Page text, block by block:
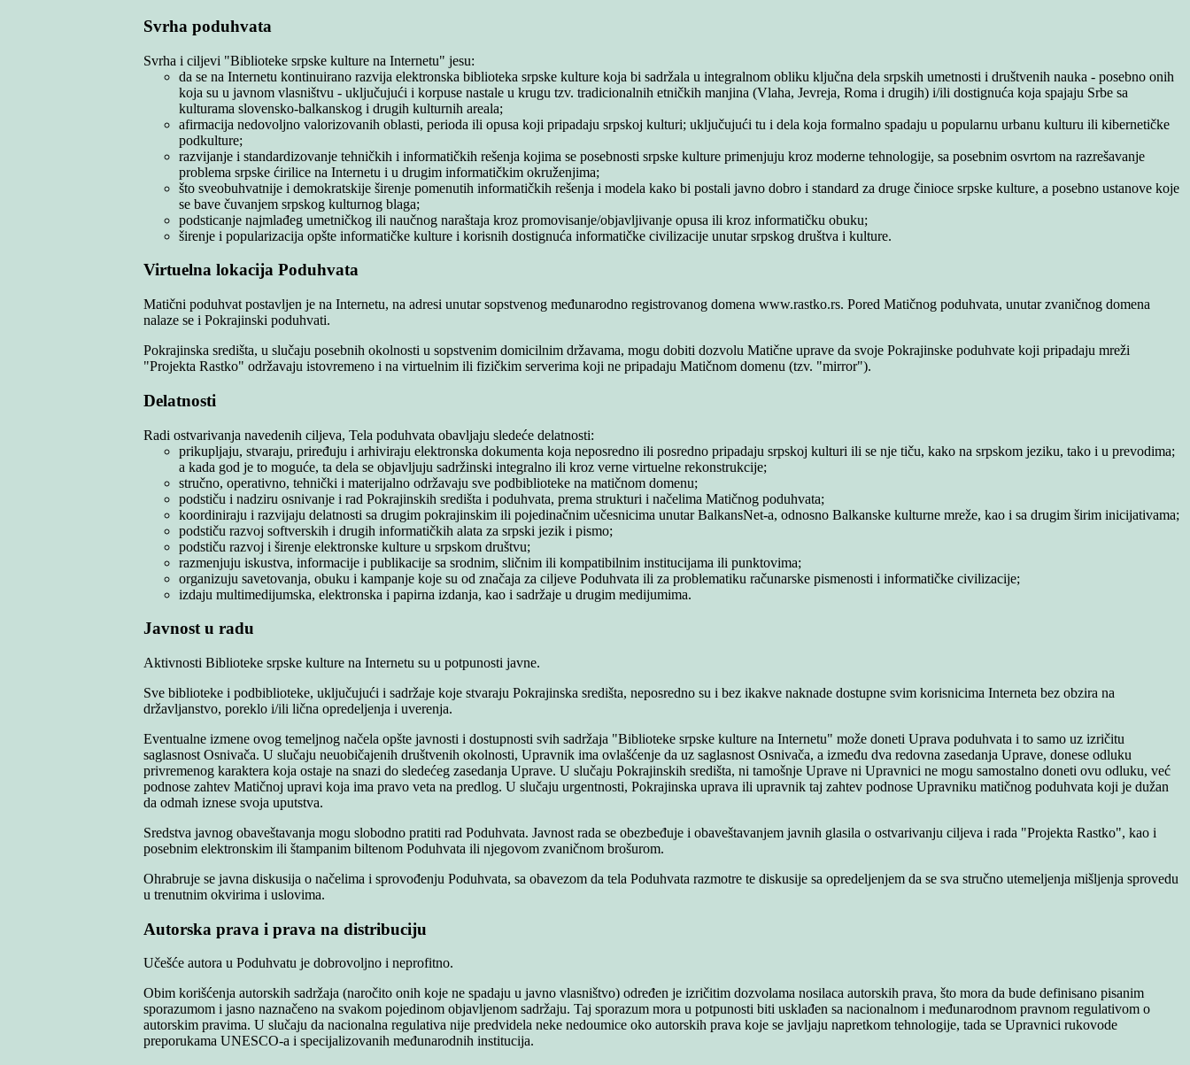
Svrha poduhvata
Svrha i ciljevi "Biblioteke srpske kulture na Internetu" jesu:
da se na Internetu kontinuirano razvija elektronska biblioteka srpske kulture koja bi sadržala u integralnom obliku ključna dela srpskih umetnosti i društvenih nauka - posebno onih
koja su u javnom vlasništvu - uključujući i korpuse nastale u krugu tzv. tradicionalnih etničkih manjina (Vlaha, Jevreja, Roma i drugih) i/ili dostignuća koja spajaju Srbe sa
kulturama slovensko-balkanskog i drugih kulturnih areala;
afirmacija nedovoljno valorizovanih oblasti, perioda ili opusa koji pripadaju srpskoj kulturi; uključujući tu i dela koja formalno spadaju u popularnu urbanu kulturu ili kibernetičke
podkulture;
razvijanje i standardizovanje tehničkih i informatičkih rešenja kojima se posebnosti srpske kulture primenjuju kroz moderne tehnologije, sa posebnim osvrtom na razrešavanje
problema srpske ćirilice na Internetu i u drugim informatičkim okruženjima;
što sveobuhvatnije i demokratskije širenje pomenutih informatičkih rešenja i modela kako bi postali javno dobro i standard za druge činioce srpske kulture, a posebno ustanove koje
se bave čuvanjem srpskog kulturnog blaga;
podsticanje najmlađeg umetničkog ili naučnog naraštaja kroz promovisanje/objavljivanje opusa ili kroz informatičku obuku;
širenje i popularizacija opšte informatičke kulture i korisnih dostignuća informatičke civilizacije unutar srpskog društva i kulture.
Virtuelna lokacija Poduhvata
Matični poduhvat postavljen je na Internetu, na adresi unutar sopstvenog međunarodno registrovanog domena www.rastko.rs. Pored Matičnog poduhvata, unutar zvaničnog domena
nalaze se i Pokrajinski poduhvati.
Pokrajinska središta, u slučaju posebnih okolnosti u sopstvenim domicilnim državama, mogu dobiti dozvolu Matične uprave da svoje Pokrajinske poduhvate koji pripadaju mreži
"Projekta Rastko" održavaju istovremeno i na virtuelnim ili fizičkim serverima koji ne pripadaju Matičnom domenu (tzv. "mirror").
Delatnosti
Radi ostvarivanja navedenih ciljeva, Tela poduhvata obavljaju sledeće delatnosti:
prikupljaju, stvaraju, priređuju i arhiviraju elektronska dokumenta koja neposredno ili posredno pripadaju srpskoj kulturi ili se nje tiču, kako na srpskom jeziku, tako i u prevodima;
a kada god je to moguće, ta dela se objavljuju sadržinski integralno ili kroz verne virtuelne rekonstrukcije;
stručno, operativno, tehnički i materijalno održavaju sve podbiblioteke na matičnom domenu;
podstiču i nadziru osnivanje i rad Pokrajinskih središta i poduhvata, prema strukturi i načelima Matičnog poduhvata;
koordiniraju i razvijaju delatnosti sa drugim pokrajinskim ili pojedinačnim učesnicima unutar BalkansNet-a, odnosno Balkanske kulturne mreže, kao i sa drugim širim inicijativama;
podstiču razvoj softverskih i drugih informatičkih alata za srpski jezik i pismo;
podstiču razvoj i širenje elektronske kulture u srpskom društvu;
razmenjuju iskustva, informacije i publikacije sa srodnim, sličnim ili kompatibilnim institucijama ili punktovima;
organizuju savetovanja, obuku i kampanje koje su od značaja za ciljeve Poduhvata ili za problematiku računarske pismenosti i informatičke civilizacije;
izdaju multimedijumska, elektronska i papirna izdanja, kao i sadržaje u drugim medijumima.
Javnost u radu
Aktivnosti Biblioteke srpske kulture na Internetu su u potpunosti javne.
Sve biblioteke i podbiblioteke, uključujući i sadržaje koje stvaraju Pokrajinska središta, neposredno su i bez ikakve naknade dostupne svim korisnicima Interneta bez obzira na
državljanstvo, poreklo i/ili lična opredeljenja i uverenja.
Eventualne izmene ovog temeljnog načela opšte javnosti i dostupnosti svih sadržaja "Biblioteke srpske kulture na Internetu" može doneti Uprava poduhvata i to samo uz izričitu
saglasnost Osnivača. U slučaju neuobičajenih društvenih okolnosti, Upravnik ima ovlašćenje da uz saglasnost Osnivača, a između dva redovna zasedanja Uprave, donese odluku
privremenog karaktera koja ostaje na snazi do sledećeg zasedanja Uprave. U slučaju Pokrajinskih središta, ni tamošnje Uprave ni Upravnici ne mogu samostalno doneti ovu odluku, već
podnose zahtev Matičnoj upravi koja ima pravo veta na predlog. U slučaju urgentnosti, Pokrajinska uprava ili upravnik taj zahtev podnose Upravniku matičnog poduhvata koji je dužan
da odmah iznese svoja uputstva.
Sredstva javnog obaveštavanja mogu slobodno pratiti rad Poduhvata. Javnost rada se obezbeđuje i obaveštavanjem javnih glasila o ostvarivanju ciljeva i rada "Projekta Rastko", kao i
posebnim elektronskim ili štampanim biltenom Poduhvata ili njegovom zvaničnom brošurom.
Ohrabruje se javna diskusija o načelima i sprovođenju Poduhvata, sa obavezom da tela Poduhvata razmotre te diskusije sa opredeljenjem da se sva stručno utemeljenja mišljenja sprovedu
u trenutnim okvirima i uslovima.
Autorska prava i prava na distribuciju
Učešće autora u Poduhvatu je dobrovoljno i neprofitno.
Obim korišćenja autorskih sadržaja (naročito onih koje ne spadaju u javno vlasništvo) određen je izričitim dozvolama nosilaca autorskih prava, što mora da bude definisano pisanim
sporazumom i jasno naznačeno na svakom pojedinom objavljenom sadržaju. Taj sporazum mora u potpunosti biti usklađen sa nacionalnom i međunarodnom pravnom regulativom o
autorskim pravima. U slučaju da nacionalna regulativa nije predvidela neke nedoumice oko autorskih prava koje se javljaju napretkom tehnologije, tada se Upravnici rukovode
preporukama UNESCO-a i specijalizovanih međunarodnih institucija.